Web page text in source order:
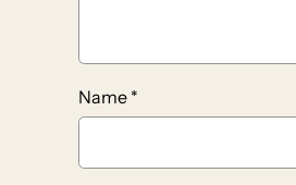
Name *